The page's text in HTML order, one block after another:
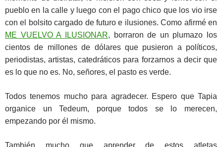
pueblo en la calle y luego con el pago chico que los vio irse
con el bolsito cargado de futuro e ilusiones. Como afirmé en
ME VUELVO A ILUSIONAR, borraron de un plumazo los
cientos de millones de dólares que pusieron a políticos,
periodistas, artistas, catedráticos para forzarnos a decir que
es lo que no es. No, señores, el pasto es verde.
Todos tenemos mucho para agradecer. Espero que Tapia
organice un Tedeum, porque todos se lo merecen,
empezando por él mismo.